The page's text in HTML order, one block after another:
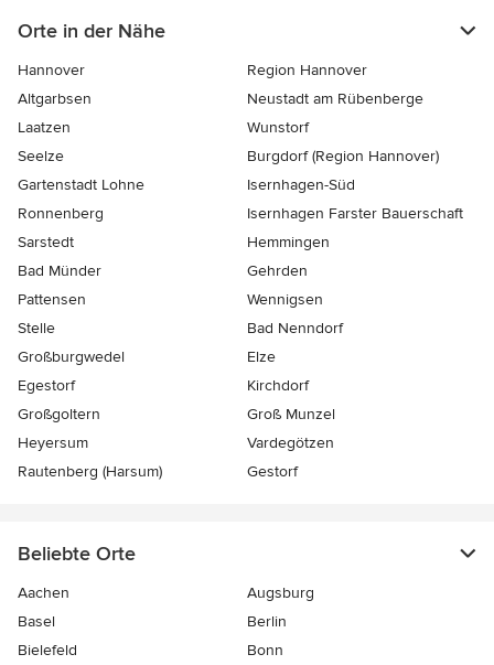
Orte in der Nähe
Hannover
Region Hannover
Altgarbsen
Neustadt am Rübenberge
Laatzen
Wunstorf
Seelze
Burgdorf (Region Hannover)
Gartenstadt Lohne
Isernhagen-Süd
Ronnenberg
Isernhagen Farster Bauerschaft
Sarstedt
Hemmingen
Bad Münder
Gehrden
Pattensen
Wennigsen
Stelle
Bad Nenndorf
Großburgwedel
Elze
Egestorf
Kirchdorf
Großgoltern
Groß Munzel
Heyersum
Vardegötzen
Rautenberg (Harsum)
Gestorf
Beliebte Orte
Aachen
Augsburg
Basel
Berlin
Bielefeld
Bonn